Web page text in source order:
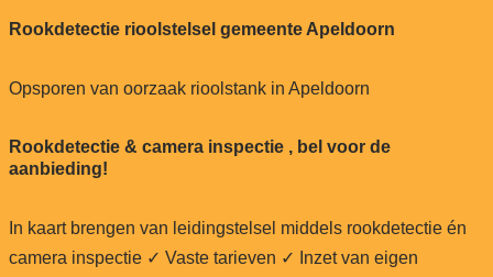
Rookdetectie rioolstelsel gemeente Apeldoorn
Opsporen van oorzaak rioolstank in Apeldoorn
Rookdetectie & camera inspectie , bel voor de
aanbieding!
In kaart brengen van leidingstelsel middels rookdetectie én
camera inspectie ✓ Vaste tarieven ✓ Inzet van eigen